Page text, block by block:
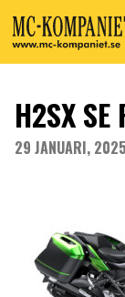
H2SX SE
29 JANUARI, 2025